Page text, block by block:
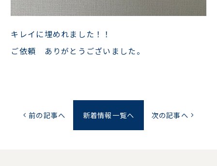
キレイに埋めれました！！
ご依頼 ありがとうございました。
chevron_left 前の記事へ 新着情報一覧へ 次の記事へ chevron_right